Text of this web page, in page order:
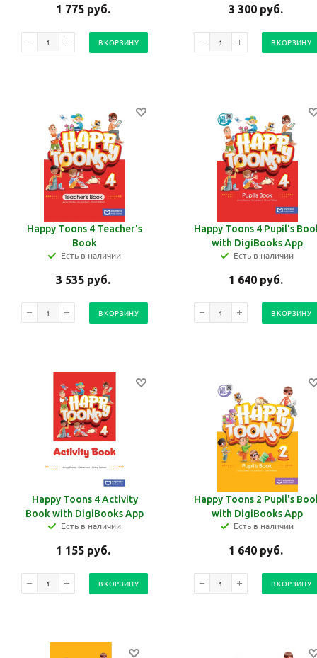
1 775 руб.
В КОРЗИНУ
3 300 руб.
В КОРЗИНУ
Happy Toons 4 Teacher's
Book
Есть в наличии
3 535 руб.
В КОРЗИНУ
Happy Toons 4 Pupil's
with DigiBooks App
Есть в наличии
1 640 руб.
В КОРЗИНУ
Happy Toons 4 Activity
Book with DigiBooks App
Есть в наличии
1 155 руб.
В КОРЗИНУ
Happy Toons 2 Pupil's
with DigiBooks App
Есть в наличии
1 640 руб.
В КОРЗИНУ